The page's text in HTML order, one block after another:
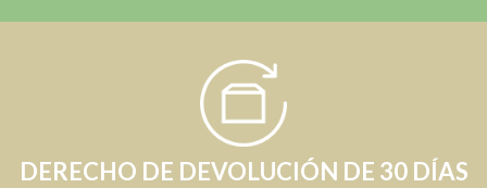
DERECHO DE DEVOLUCIÓN DE 30 DÍAS